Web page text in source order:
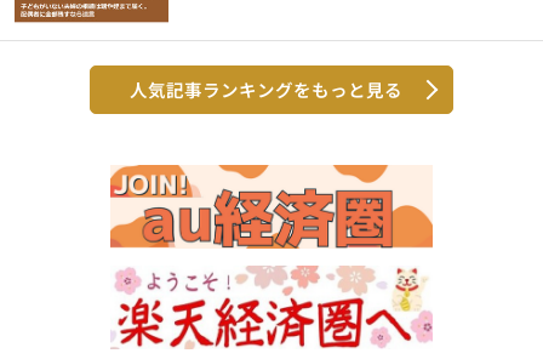
人気記事ランキングをもっと見る